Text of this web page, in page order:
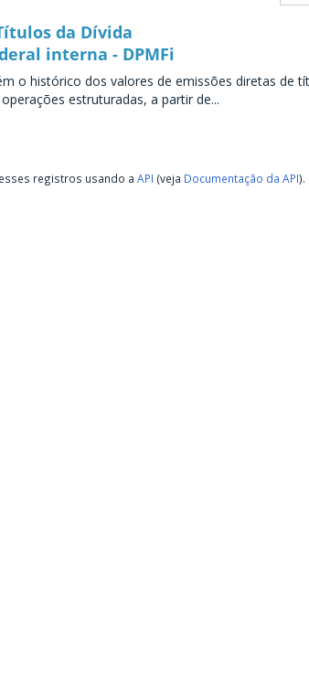
da Dívida
interna - DPMFi
o histórico dos valores de emissões diretas de
estruturadas, a partir de...
registros usando a API (veja Documentação da API).